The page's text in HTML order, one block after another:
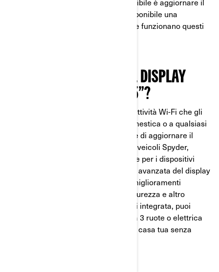
software sul display ovunque sia disponibile una
connessione Internet. Vediamo come funzionano questi
PERCHÉ AGGIORNARE IL DISPLAY
TOUCHSCREEN DA 10,25”?
Il display da 10,25” è dotato di connettività Wi-Fi che gli
consente di connettersi alla rete domestica o a qualsiasi
altra connessione Internet wireless e di aggiornare il
software eseguito sullo schermo dei veicoli Spyder,
Canyon, Pulse o Origin. Proprio come per i dispositivi
mobili, puoi aggiornare la tecnologia avanzata del display
per aggiungere nuove funzionalità, miglioramenti
dell’interfaccia, aggiornamenti di sicurezza e altro
ancora. Grazie alla funzionalità Wi-Fi integrata, puoi
aggiornare il display della tua moto a 3 ruote o elettrica
all’ultima versione comodamente da casa tua senza